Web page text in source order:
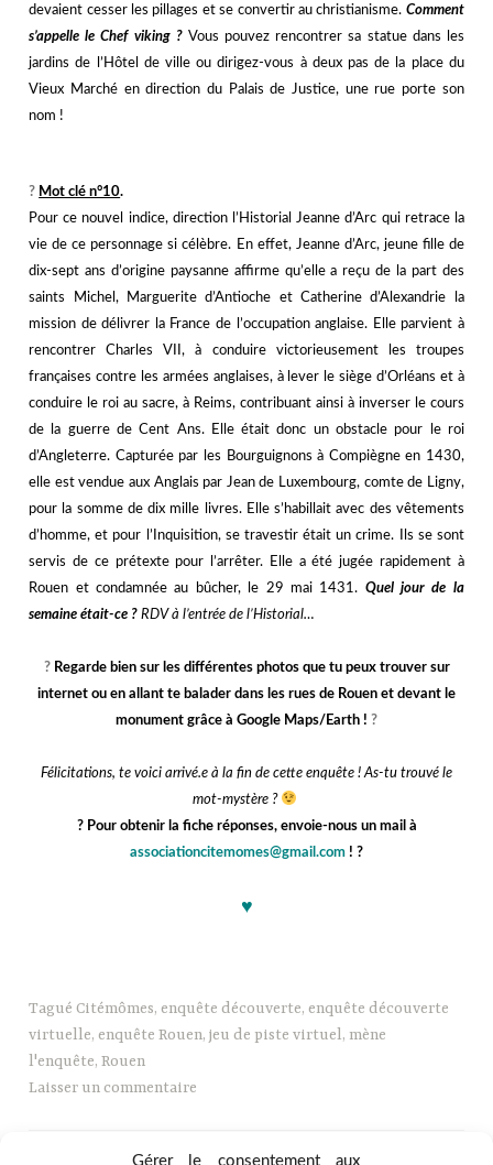
Gérer le consentement aux
devaient cesser les pillages et se convertir au christianisme. Comment
s’appelle le Chef viking ? Vous pouvez rencontrer sa statue dans les
jardins de l’Hôtel de ville ou dirigez-vous à deux pas de la place du
Vieux Marché en direction du Palais de Justice, une rue porte son
nom !
?️ Mot clé n°10.
Pour ce nouvel indice, direction l’Historial Jeanne d’Arc qui retrace la
vie de ce personnage si célèbre. En effet, Jeanne d’Arc, jeune fille de
dix-sept ans d’origine paysanne affirme qu’elle a reçu de la part des
saints Michel, Marguerite d’Antioche et Catherine d’Alexandrie la
mission de délivrer la France de l’occupation anglaise. Elle parvient à
rencontrer Charles VII, à conduire victorieusement les troupes
françaises contre les armées anglaises, à lever le siège d’Orléans et à
conduire le roi au sacre, à Reims, contribuant ainsi à inverser le cours
de la guerre de Cent Ans.
Elle était donc un obstacle pour le roi
d’Angleterre. Capturée par les Bourguignons à Compiègne en 1430,
elle est vendue aux Anglais par Jean de Luxembourg, comte de Ligny,
pour la somme de dix mille livres. Elle s’habillait avec des vêtements
d’homme, et pour l’Inquisition, se travestir était un crime. Ils se sont
servis de ce prétexte pour l’arrêter. Elle a été jugée rapidement à
Rouen et condamnée au bûcher, le 29 mai 1431. Quel jour de la
semaine était-ce ?RDV à l’entrée de l’Historial…
?️ Regarde bien sur les différentes photos que tu peux trouver sur
internet ou en allant te balader dans les rues de Rouen et devant le
monument grâce à Google Maps/Earth ! ?️
Félicitations, te voici arrivé.e à la fin de cette enquête ! As-tu trouvé le
mot-mystère ?
?️ Pour obtenir la fiche réponses, envoie-nous un mail à
associationcitemomes@gmail.com ! ?️
♥
TaguéCitémômes,enquête découverte,enquête découverte
virtuelle,enquête Rouen,jeu de piste virtuel, mène
l'enquête,Rouen
Laisser un commentaire